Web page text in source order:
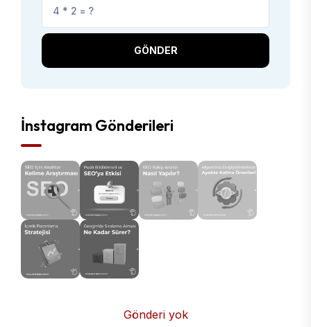
GÖNDER
İnstagram Gönderileri
Gönderi yok